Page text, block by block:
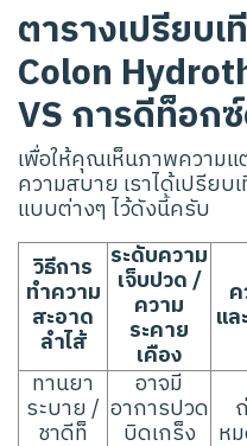
ตารางเปรียบ
Colon
VS การดีท็อก
เพื่อให้คุณเห็นภาพความ
ความสบาย เราได้เปรียบ
แบบต่างๆ ไว้ดังนี้ครับ
วิธีการ
ทำความ
สะอาด
ลำไส้
ระดับความ
เจ็บปวด /
ความ
ระคาย
เคือง
แ
ทานยา
ระบาย /
ชาดีท็
อาจมี
อาการปวด
บิดเกร็ง ห